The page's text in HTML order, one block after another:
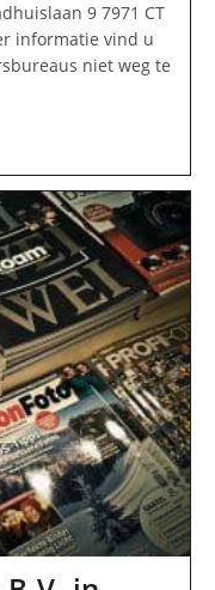
9 7971 CT
informatie vind u
niet weg te